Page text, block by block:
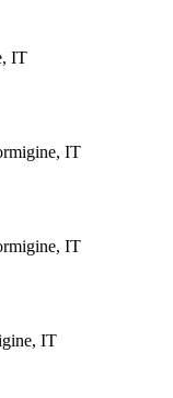
IT
IT
IT
IT